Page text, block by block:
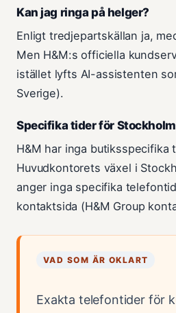
Kan jag ringa på helger?
Enligt tredjepartskällan ja,
Men H&M:s officiella
istället lyfts AI-assistenten
Sverige).
Specifika tider för Stockholm
H&M har inga
Huvudkontorets växel i
anger inga specifika
kontaktsida (H&M Group
VAD SOM ÄR OKLART
Exakta telefontider för